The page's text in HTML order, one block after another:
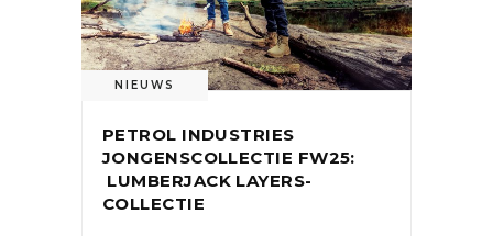
NIEUWS
PETROL INDUSTRIES
JONGENSCOLLECTIE FW25:
LUMBERJACK LAYERS-
COLLECTIE